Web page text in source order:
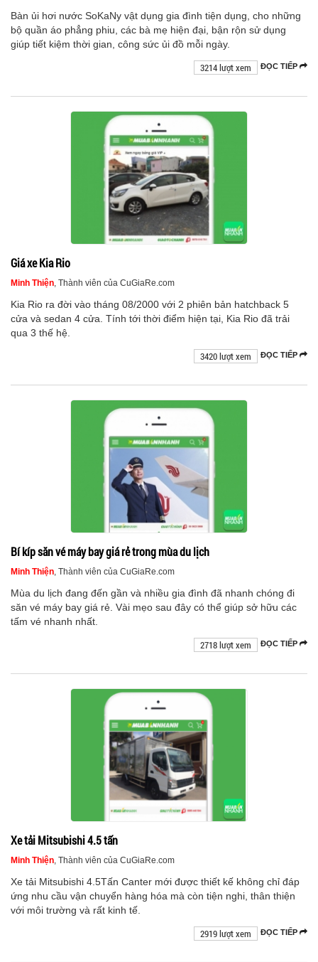
Bàn ủi hơi nước SoKaNy vật dụng gia đình tiện dụng, cho những
bộ quần áo phẳng phiu, các bà mẹ hiện đại, bận rộn sử dụng
giúp tiết kiệm thời gian, công sức ủi đồ mỗi ngày.
ĐỌC TIẾP
3214 lượt xem
Giá xe Kia Rio
Minh Thiện, Thành viên của CuGiaRe.com
Kia Rio ra đời vào tháng 08/2000 với 2 phiên bản hatchback 5
cửa và sedan 4 cửa. Tính tới thời điểm hiện tại, Kia Rio đã trải
qua 3 thế hệ.
ĐỌC TIẾP
3420 lượt xem
Bí kíp săn vé máy bay giá rẻ trong mùa du lịch
Minh Thiện, Thành viên của CuGiaRe.com
Mùa du lịch đang đến gần và nhiều gia đình đã nhanh chóng đi
săn vé máy bay giá rẻ. Vài mẹo sau đây có thể giúp sở hữu các
tấm vé nhanh nhất.
ĐỌC TIẾP
2718 lượt xem
Xe tải Mitsubishi 4.5 tấn
Minh Thiện, Thành viên của CuGiaRe.com
Xe tải Mitsubishi 4.5Tấn Canter mới được thiết kế không chỉ đáp
ứng nhu cầu vận chuyển hàng hóa mà còn tiện nghi, thân thiện
với môi trường và rất kinh tế.
ĐỌC TIẾP
2919 lượt xem